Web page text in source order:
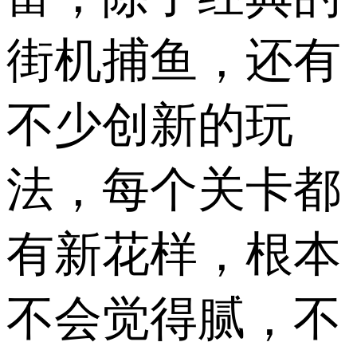
街机捕鱼，还有
不少创新的玩
法，每个关卡都
有新花样，根本
不会觉得腻，不